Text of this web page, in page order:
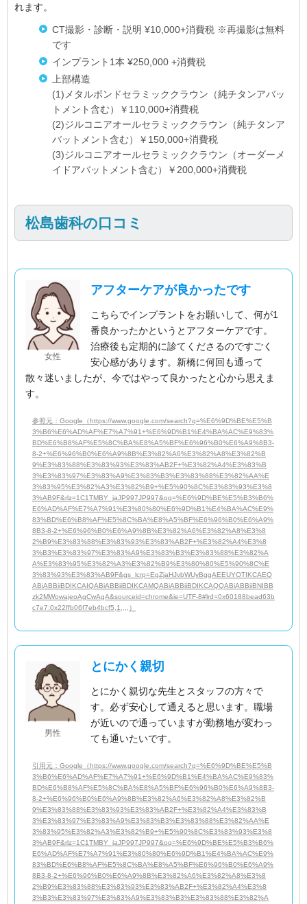
れます。
CT撮影・診断・説明 ¥10,000+消費税 ※再撮影は無料
です
インプラント1本 ¥250,000 +消費税
上部構造
(1)メタルボンドセラミッククラウン（純チタンアバッ
トメント含む）￥110,000+消費税
(2)ジルコニアオールセラミッククラウン（純チタンア
バットメント含む）￥150,000+消費税
(3)ジルコニアオールセラミッククラウン（オーダーメ
イドアバットメント含む）￥200,000+消費税
松島歯科の口コミ
女性
アフターケアが良かったです
こちらでインプラントをお願いして、何が1
番良かったかというとアフターケアです。
治療後も定期的に診てくださるのですごく
安心感があります。新橋に何回も通って
散々迷いましたが、今ではやって良かったと心から思えま
す。
参照元：Google（https://www.google.com/search?q=%E6%9D%BE%E5%B
3%B6%E6%AD%AF%E7%A7%91+%E6%9D%B1%E4%BA%AC%E9%83%
BD%E6%B8%AF%E5%8C%BA%E8%A5%BF%E6%96%B0%E6%A9%8B3-
8-2+%E6%96%B0%E6%A9%8B%E3%82%A6%E3%82%A8%E3%82%B
9%E3%83%88%E3%83%93%E3%83%AB2F+%E3%82%A4%E3%83%B
3%E3%83%97%E3%83%A9%E3%83%B3%E3%83%88%E3%82%AA%E
3%83%95%E3%82%A3%E3%82%B9+%E5%90%8C%E3%83%93%E3%8
3%AB9F&rlz=1C1TMBY_jaJP997JP997&oq=%E6%9D%BE%E5%B3%B6%
E6%AD%AF%E7%A7%91%E3%80%80%E6%9D%B1%E4%BA%AC%E9%
83%BD%E6%B8%AF%E5%8C%BA%E8%A5%BF%E6%96%B0%E6%A9%
8B3-8-2+%E6%96%B0%E6%A9%8B%E3%82%A6%E3%82%A8%E3%8
2%B9%E3%83%88%E3%83%93%E3%83%AB2F+%E3%82%A4%E3%8
3%B3%E3%83%97%E3%83%A9%E3%83%B3%E3%83%88%E3%82%A
A%E3%83%95%E3%82%A3%E3%82%B9%E3%80%80%E5%90%8C%E
3%83%93%E3%83%AB9F&gs_lcrp=EgZjaHJvbWUyBggAEEUYOTIKCAEQ
ABiABBiiBDIKCAIQABiABBiiBDIKCAMQABiABBiiBDIKCAQQABiABBiiBNIBB
zk2MWowajeoAgCwAgA&sourceid=chrome&ie=UTF-8#lrd=0x60188bead63b
c7e7:0x22ffb06f7eb4bcf5,1,,,,）
男性
とにかく親切
とにかく親切な先生とスタッフの方々で
す。必ず安心して通えると思います。職場
が近いので通っていますが勤務地が変わっ
ても通いたいです。
引用元：Google（https://www.google.com/search?q=%E6%9D%BE%E5%B
3%B6%E6%AD%AF%E7%A7%91+%E6%9D%B1%E4%BA%AC%E9%83%
BD%E6%B8%AF%E5%8C%BA%E8%A5%BF%E6%96%B0%E6%A9%8B3-
8-2+%E6%96%B0%E6%A9%8B%E3%82%A6%E3%82%A8%E3%82%B
9%E3%83%88%E3%83%93%E3%83%AB2F+%E3%82%A4%E3%83%B
3%E3%83%97%E3%83%A9%E3%83%B3%E3%83%88%E3%82%AA%E
3%83%95%E3%82%A3%E3%82%B9+%E5%90%8C%E3%83%93%E3%8
3%AB9F&rlz=1C1TMBY_jaJP997JP997&oq=%E6%9D%BE%E5%B3%B6%
E6%AD%AF%E7%A7%91%E3%80%80%E6%9D%B1%E4%BA%AC%E9%
83%BD%E6%B8%AF%E5%8C%BA%E8%A5%BF%E6%96%B0%E6%A9%
8B3-8-2+%E6%96%B0%E6%A9%8B%E3%82%A6%E3%82%A8%E3%8
2%B9%E3%83%88%E3%83%93%E3%83%AB2F+%E3%82%A4%E3%8
3%B3%E3%83%97%E3%83%A9%E3%83%B3%E3%83%88%E3%82%A